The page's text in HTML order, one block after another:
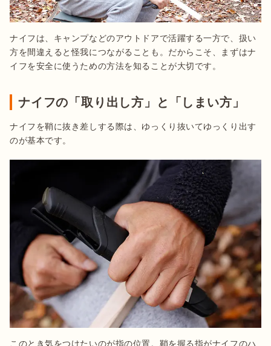
ナイフは、キャンプなどのアウトドアで活躍する一方で、扱い
方を間違えると怪我につながることも。だからこそ、まずはナ
ナイフの「取り出し方」と「しまい方」
ナイフを鞘に抜き差しする際は、ゆっくり抜いてゆっくり出す
のが基本です。
このとき気をつけたいのが指の位置。鞘を握る指がナイフのハ